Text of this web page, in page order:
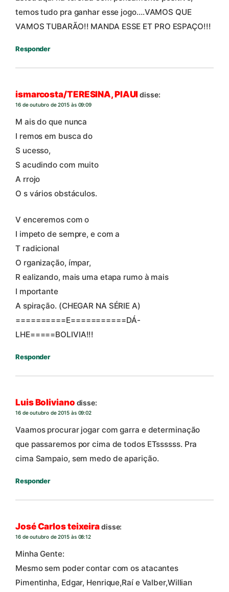
temos tudo pra ganhar esse jogo….VAMOS QUE
VAMOS TUBARÃO!! MANDA ESSE ET PRO ESPAÇO!!!
Responder
ismarcosta/TERESINA, PIAUIdisse:
16 de outubro de 2015 às 09:09
M ais do que nunca
I remos em busca do
S ucesso,
S acudindo com muito
A rrojo
O s vários obstáculos.
V enceremos com o
I impeto de sempre, e com a
T radicional
O rganização, ímpar,
R ealizando, mais uma etapa rumo à mais
I mportante
A spiração. (CHEGAR NA SÉRIE A)
==========E===========DÁ-
LHE=====BOLIVIA!!!
Responder
Luis Boliviano disse:
16 de outubro de 2015 às 09:02
Vaamos procurar jogar com garra e determinação
que passaremos por cima de todos ETssssss. Pra
cima Sampaio, sem medo de aparição.
Responder
José Carlos teixeiradisse:
16 de outubro de 2015 às 08:12
Minha Gente:
Mesmo sem poder contar com os atacantes
Pimentinha, Edgar, Henrique,Raí e Valber,Willian